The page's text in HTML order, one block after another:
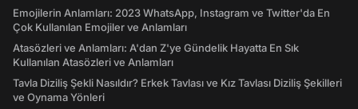
Emojilerin Anlamları: 2023 WhatsApp, Instagram ve Twitter'da En
Çok Kullanılan Emojiler ve Anlamları
Atasözleri ve Anlamları: A'dan Z'ye Gündelik Hayatta En Sık
Kullanılan Atasözleri ve Anlamları
Tavla Diziliş Şekli Nasıldır? Erkek Tavlası ve Kız Tavlası Diziliş Şekilleri
ve Oynama Yönleri